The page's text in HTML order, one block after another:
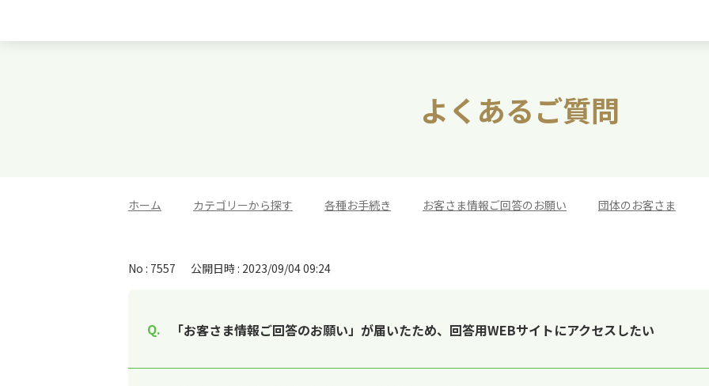
よくあるご質問
ホーム カテゴリーから探す 各種お手続き お客さま情報ご回答のお願い 団体のお客さま
No : 7557 公開日時 : 2023/09/04 09:24
「お客さま情報ご回答のお願い」が届いたため、回答用WEBサイトにアクセスしたい